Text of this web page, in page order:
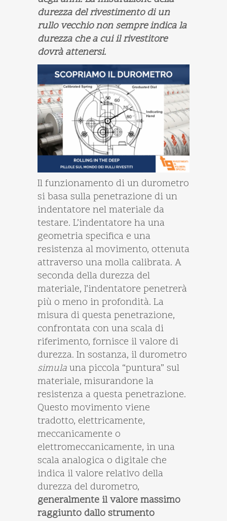
durezza del rivestimento di un
rullo vecchio non sempre indica la
durezza che a cui il rivestitore
dovrà attenersi.
Il funzionamento di un durometro
si basa sulla penetrazione di un
indentatore nel materiale da
testare. L’indentatore ha una
geometria specifica e una
resistenza al movimento, ottenuta
attraverso una molla calibrata. A
seconda della durezza del
materiale, l’indentatore penetrerà
più o meno in profondità. La
misura di questa penetrazione,
confrontata con una scala di
riferimento, fornisce il valore di
durezza. In sostanza, il durometro
simulauna piccola “puntura” sul
materiale, misurandone la
resistenza a questa penetrazione.
Questo movimento viene
tradotto, elettricamente,
meccanicamente o
elettromeccanicamente, in una
scala analogica o digitale che
indica il valore relativo della
durezza del durometro,
generalmente il valore massimo
raggiunto dallo strumento